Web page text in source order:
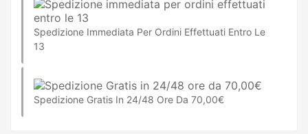
Spedizione Immediata Per Ordini Effettuati Entro Le
13
Spedizione Gratis In 24/48 Ore Da 70,00€